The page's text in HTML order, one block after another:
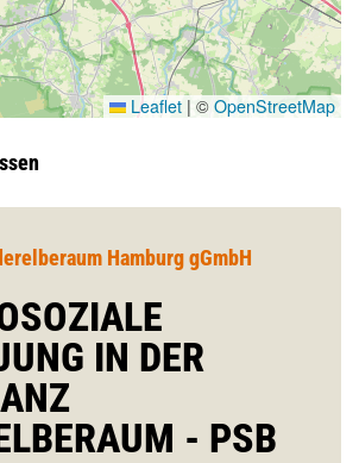
Leaflet | © OpenStreetMap
Hamburg gGmbH
IN DER
- PSB